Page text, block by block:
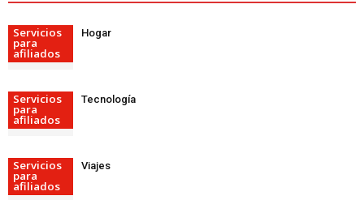
Servicios
para
afiliados
Hogar
Servicios
para
afiliados
Tecnología
Servicios
para
afiliados
Viajes